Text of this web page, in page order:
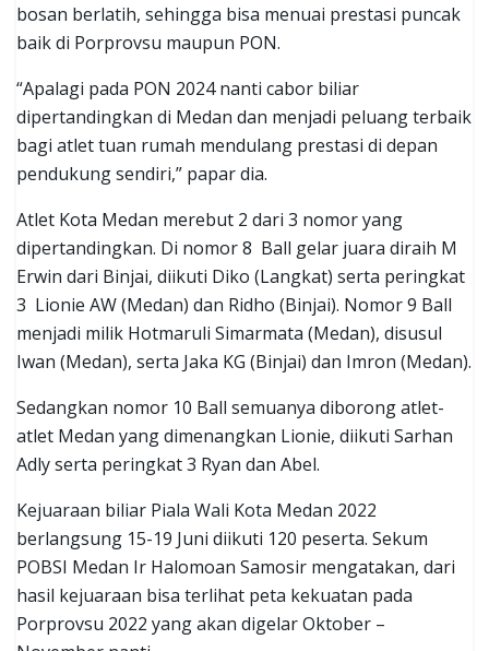
bosan berlatih, sehingga bisa menuai prestasi puncak
baik di Porprovsu maupun PON.
“Apalagi pada PON 2024 nanti cabor biliar
dipertandingkan di Medan dan menjadi peluang terbaik
bagi atlet tuan rumah mendulang prestasi di depan
pendukung sendiri,” papar dia.
Atlet Kota Medan merebut 2 dari 3 nomor yang
dipertandingkan. Di nomor 8 Ball gelar juara diraih M
Erwin dari Binjai, diikuti Diko (Langkat) serta peringkat
3 Lionie AW (Medan) dan Ridho (Binjai). Nomor 9 Ball
menjadi milik Hotmaruli Simarmata (Medan), disusul
Iwan (Medan), serta Jaka KG (Binjai) dan Imron (Medan).
Sedangkan nomor 10 Ball semuanya diborong atlet-
atlet Medan yang dimenangkan Lionie, diikuti Sarhan
Adly serta peringkat 3 Ryan dan Abel.
Kejuaraan biliar Piala Wali Kota Medan 2022
berlangsung 15-19 Juni diikuti 120 peserta. Sekum
POBSI Medan Ir Halomoan Samosir mengatakan, dari
hasil kejuaraan bisa terlihat peta kekuatan pada
Porprovsu 2022 yang akan digelar Oktober –